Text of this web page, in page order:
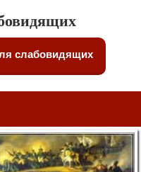
слабовидящих